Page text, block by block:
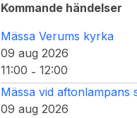
Kommande händelser
Mässa Verums kyrka
09 aug 2026
11:00 - 12:00
Mässa vid aftonlampans
09 aug 2026